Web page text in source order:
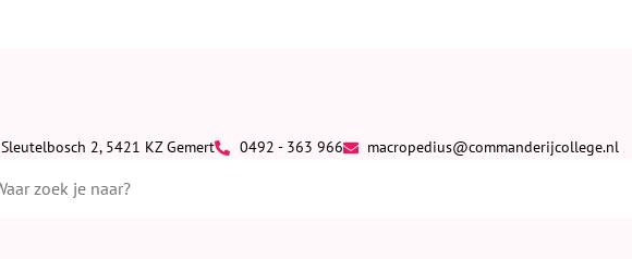
Sleutelbosch 2, 5421 KZ Gemert 0492 - 363 966 macropedius@commanderijcollege.nl